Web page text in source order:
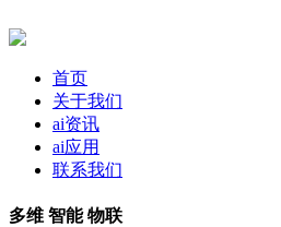
首页
关于我们
ai资讯
ai应用
联系我们
多维 智能 物联